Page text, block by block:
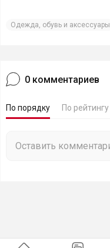
Одежда, обувь и аксессуары
0 комментариев
По порядку По рейтингу